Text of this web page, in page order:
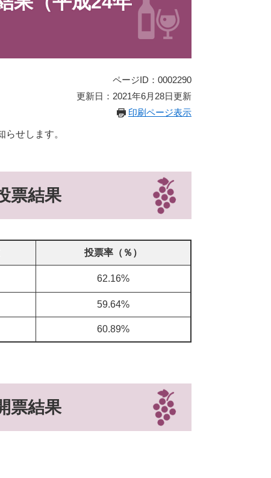
ページID：0002290
更新日：2021年6月28日更新
印刷ページ表示
せします。
票結果
投票率（％）
62.16%
59.64%
60.89%
票結果